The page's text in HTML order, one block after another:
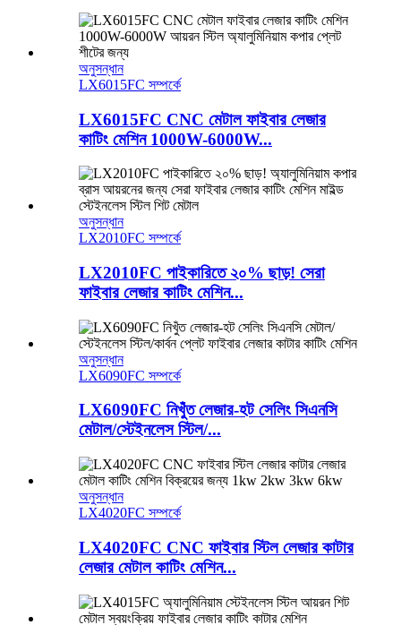
অনুসন্ধান
LX6015FC সম্পর্কে
LX6015FC CNC মেটাল ফাইবার লেজার
কাটিং মেশিন 1000W-6000W...
অনুসন্ধান
LX2010FC সম্পর্কে
LX2010FC পাইকারিতে ২০% ছাড়! সেরা
ফাইবার লেজার কাটিং মেশিন...
অনুসন্ধান
LX6090FC সম্পর্কে
LX6090FC নিখুঁত লেজার-হট সেলিং সিএনসি
মেটাল/স্টেইনলেস স্টিল/...
অনুসন্ধান
LX4020FC সম্পর্কে
LX4020FC CNC ফাইবার স্টিল লেজার কাটার
লেজার মেটাল কাটিং মেশিন...